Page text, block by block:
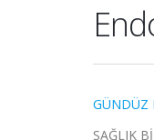
GÜNDÜZ
SAĞLIK